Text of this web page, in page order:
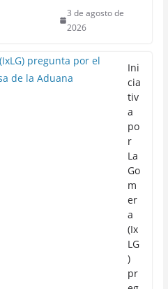
3 de agosto de
2026
Ini
cia
tiv
a
po
r
La
Go
m
er
a
(Ix
LG
)
pr